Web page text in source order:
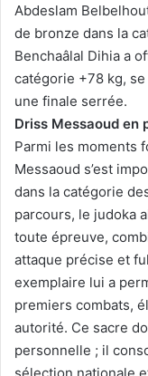
Abdeslam
de bronze dans la
Benchaâlal Dihia a
catégorie +78 kg,
une finale serrée.
Driss Messaoud en
Parmi les moments
Messaoud s’est
dans la catégorie
parcours, le judoka
toute épreuve,
attaque précise et
exemplaire lui a
premiers combats,
autorité. Ce sacre
personnelle ; il
sélection nationale